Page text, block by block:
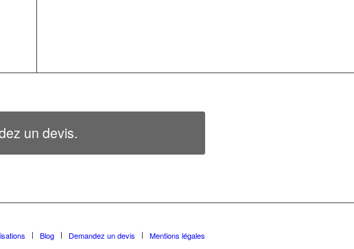
un devis.
Blog Demandez un devis Mentions légales